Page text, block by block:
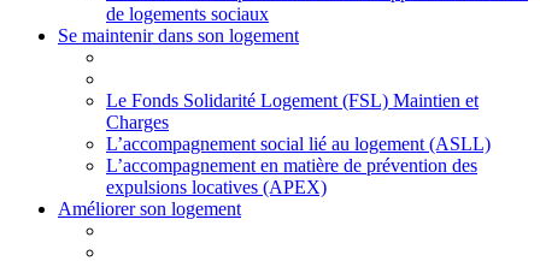
de logements sociaux
Se maintenir dans son logement
Le Fonds Solidarité Logement (FSL) Maintien et
Charges
L’accompagnement social lié au logement (ASLL)
L’accompagnement en matière de prévention des
expulsions locatives (APEX)
Améliorer son logement